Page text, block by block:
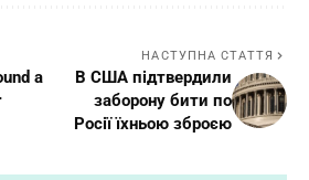
a
НАСТУПНА СТАТТЯ
В США підтвердили
заборону бити по
Росії їхньою зброєю